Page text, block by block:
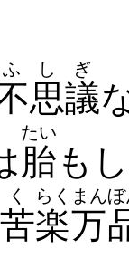
ふ
思議
しぎ
胎
たい
も
苦
く
楽
らく
万
まん